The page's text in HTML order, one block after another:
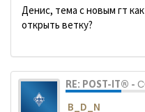
Денис, тема с новым гт
открыть ветку?
RE: POST-IT®
B_D_N